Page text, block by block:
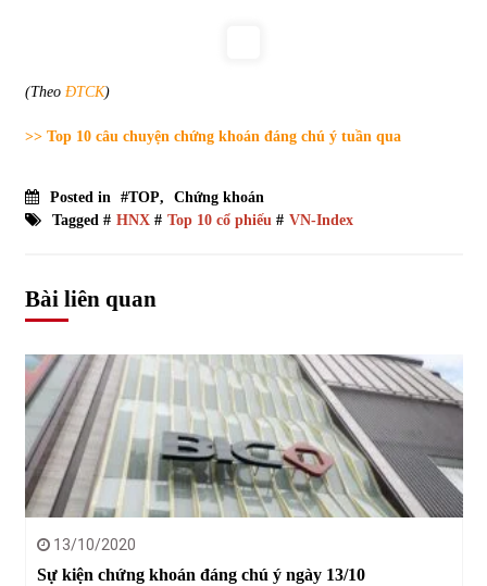
(Theo ĐTCK)
>> Top 10 câu chuyện chứng khoán đáng chú ý tuần qua
Posted in #TOP,
Chứng khoán
Tagged # HNX# Top 10 cổ phiếu# VN-Index
Bài liên quan
13/10/2020
Sự kiện chứng khoán đáng chú ý ngày 13/10